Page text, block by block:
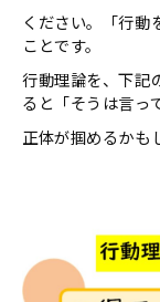
ください。「行動
ことです。
行動理論を、下記
ると「そうは言っ
正体が掴めるかも